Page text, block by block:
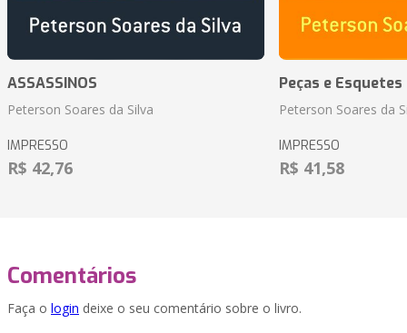
ASSASSINOS
Peterson Soares da Silva
IMPRESSO
R$ 42,76
Peças e
Peterson Soares da
IMPRESSO
R$ 41,58
Comentários
Faça o login deixe o seu comentário sobre o livro.